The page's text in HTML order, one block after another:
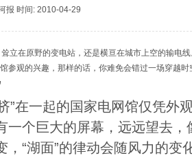
报 时间: 2010-04-29
立在原野的变电站，还是横亘在城市上空的输电
参观的兴趣，那样的话，你难免会错过一场穿越
在一起的国家电网馆仅凭外
一个巨大的屏幕，远远望去
，“湖面”的律动会随风力的变